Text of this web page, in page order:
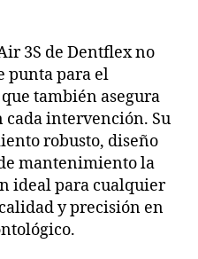
3S de Dentflex no
punta para el
también asegura
cada intervención. Su
robusto, diseño
mantenimiento la
ideal para cualquier
y precisión en